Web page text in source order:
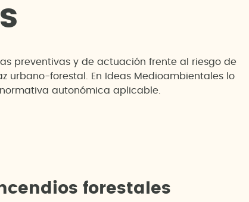
s
preventivas y de actuación frente al riesgo de
urbano-forestal. En Ideas Medioambientales lo
autonómica aplicable.
forestales